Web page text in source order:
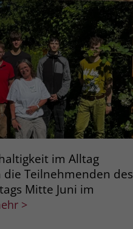
im Alltag
Teilnehmenden des
Mitte Juni im
>